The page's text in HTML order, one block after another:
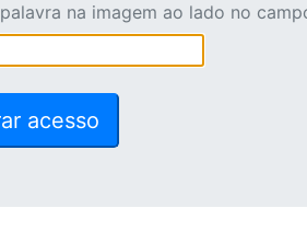
na imagem ao lado no